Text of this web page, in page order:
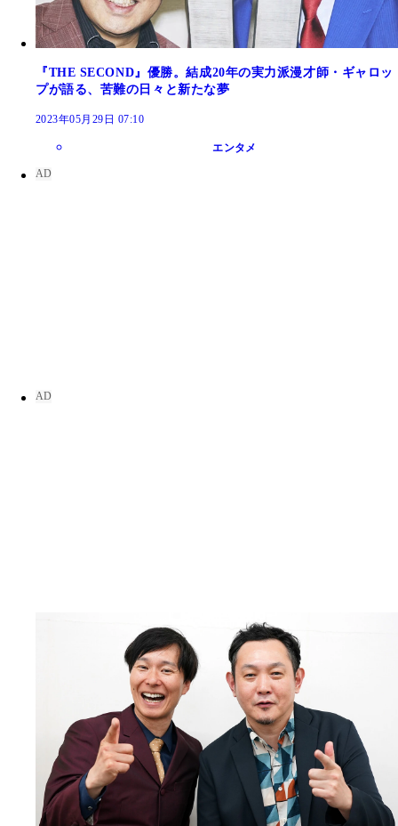
『THE SECOND』優勝。結成20年の実力派漫才師・ギャロッ
プが語る、苦難の日々と新たな夢
2023年05月29日 07:10
エンタメ